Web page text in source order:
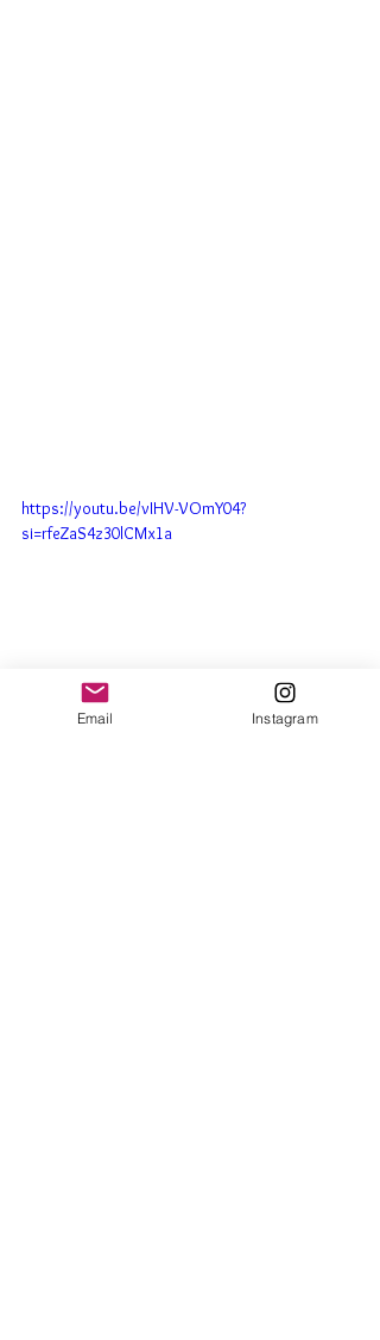
https://youtu.be/vIHV-VOmY04?
si=rfeZaS4z30lCMx1a
Email Instagram